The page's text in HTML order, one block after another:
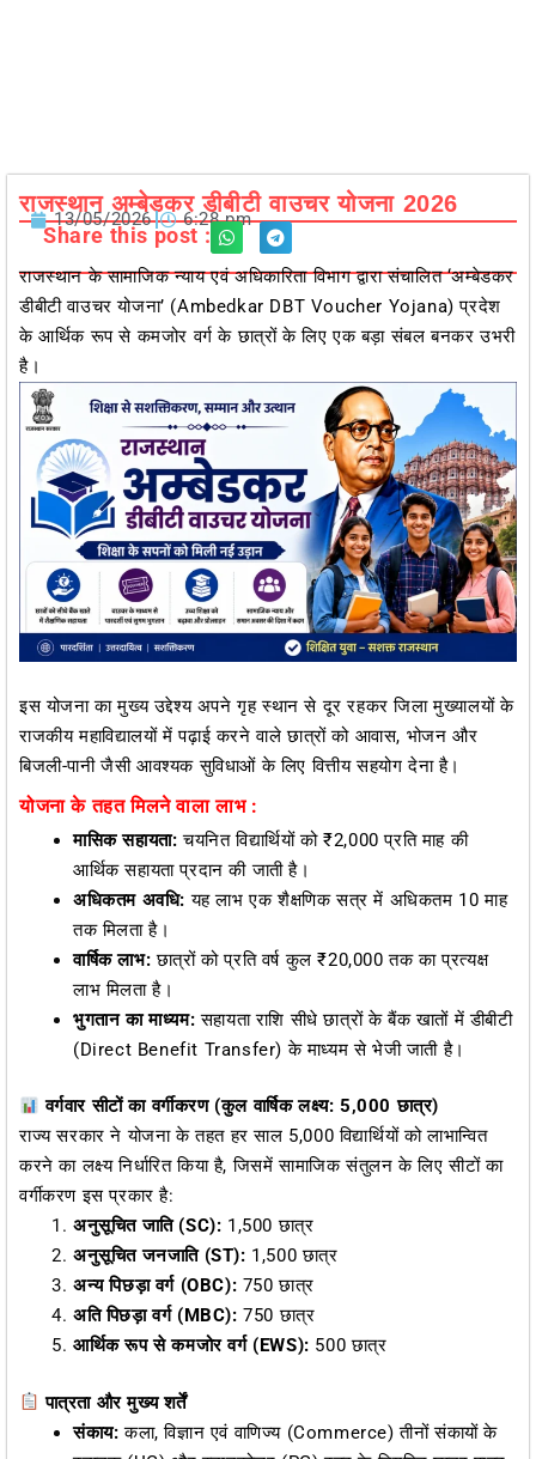
राजस्थान अम्बेडकर डीबीटी वाउचर योजना 2026
13/05/2026 6:28 pm
Share this post :
राजस्थान के सामाजिक न्याय एवं अधिकारिता विभाग द्वारा संचालित ‘अम्बेडकर
डीबीटी वाउचर योजना’ (Ambedkar DBT Voucher Yojana) प्रदेश
के आर्थिक रूप से कमजोर वर्ग के छात्रों के लिए एक बड़ा संबल बनकर उभरी
है।
इस योजना का मुख्य उद्देश्य अपने गृह स्थान से दूर रहकर जिला मुख्यालयों के
राजकीय महाविद्यालयों में पढ़ाई करने वाले छात्रों को आवास, भोजन और
बिजली-पानी जैसी आवश्यक सुविधाओं के लिए वित्तीय सहयोग देना है।
योजना के तहत मिलने वाला लाभ :
मासिक सहायता: चयनित विद्यार्थियों को ₹2,000 प्रति माह की
आर्थिक सहायता प्रदान की जाती है।
अधिकतम अवधि: यह लाभ एक शैक्षणिक सत्र में अधिकतम 10 माह
तक मिलता है।
वार्षिक लाभ: छात्रों को प्रति वर्ष कुल ₹20,000 तक का प्रत्यक्ष
लाभ मिलता है।
भुगतान का माध्यम: सहायता राशि सीधे छात्रों के बैंक खातों में डीबीटी
(Direct Benefit Transfer) के माध्यम से भेजी जाती है।
वर्गवार सीटों का वर्गीकरण (कुल वार्षिक लक्ष्य: 5,000 छात्र)
राज्य सरकार ने योजना के तहत हर साल 5,000 विद्यार्थियों को लाभान्वित
करने का लक्ष्य निर्धारित किया है, जिसमें सामाजिक संतुलन के लिए सीटों का
वर्गीकरण इस प्रकार है:
अनुसूचित जाति (SC): 1,500 छात्र
अनुसूचित जनजाति (ST): 1,500 छात्र
अन्य पिछड़ा वर्ग (OBC): 750 छात्र
अति पिछड़ा वर्ग (MBC): 750 छात्र
आर्थिक रूप से कमजोर वर्ग (EWS): 500 छात्र
पात्रता और मुख्य शर्तें
संकाय: कला, विज्ञान एवं वाणिज्य (Commerce) तीनों संकायों के